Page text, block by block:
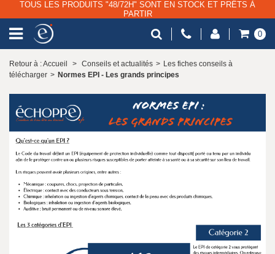
TOUS LES PRODUITS "48/72H" SONT EN STOCK ET PRÊTS À
PARTIR
0
Retour à : Accueil > Conseils et actualités > Les fiches conseils à
télécharger > Normes EPI - Les grands principes